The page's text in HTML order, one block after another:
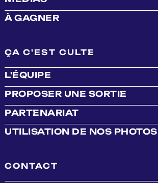
À GAGNER
ÇA C'EST CULTE
L'ÉQUIPE
PROPOSER UNE SORTIE
PARTENARIAT
UTILISATION DE NOS PHOTOS
CONTACT